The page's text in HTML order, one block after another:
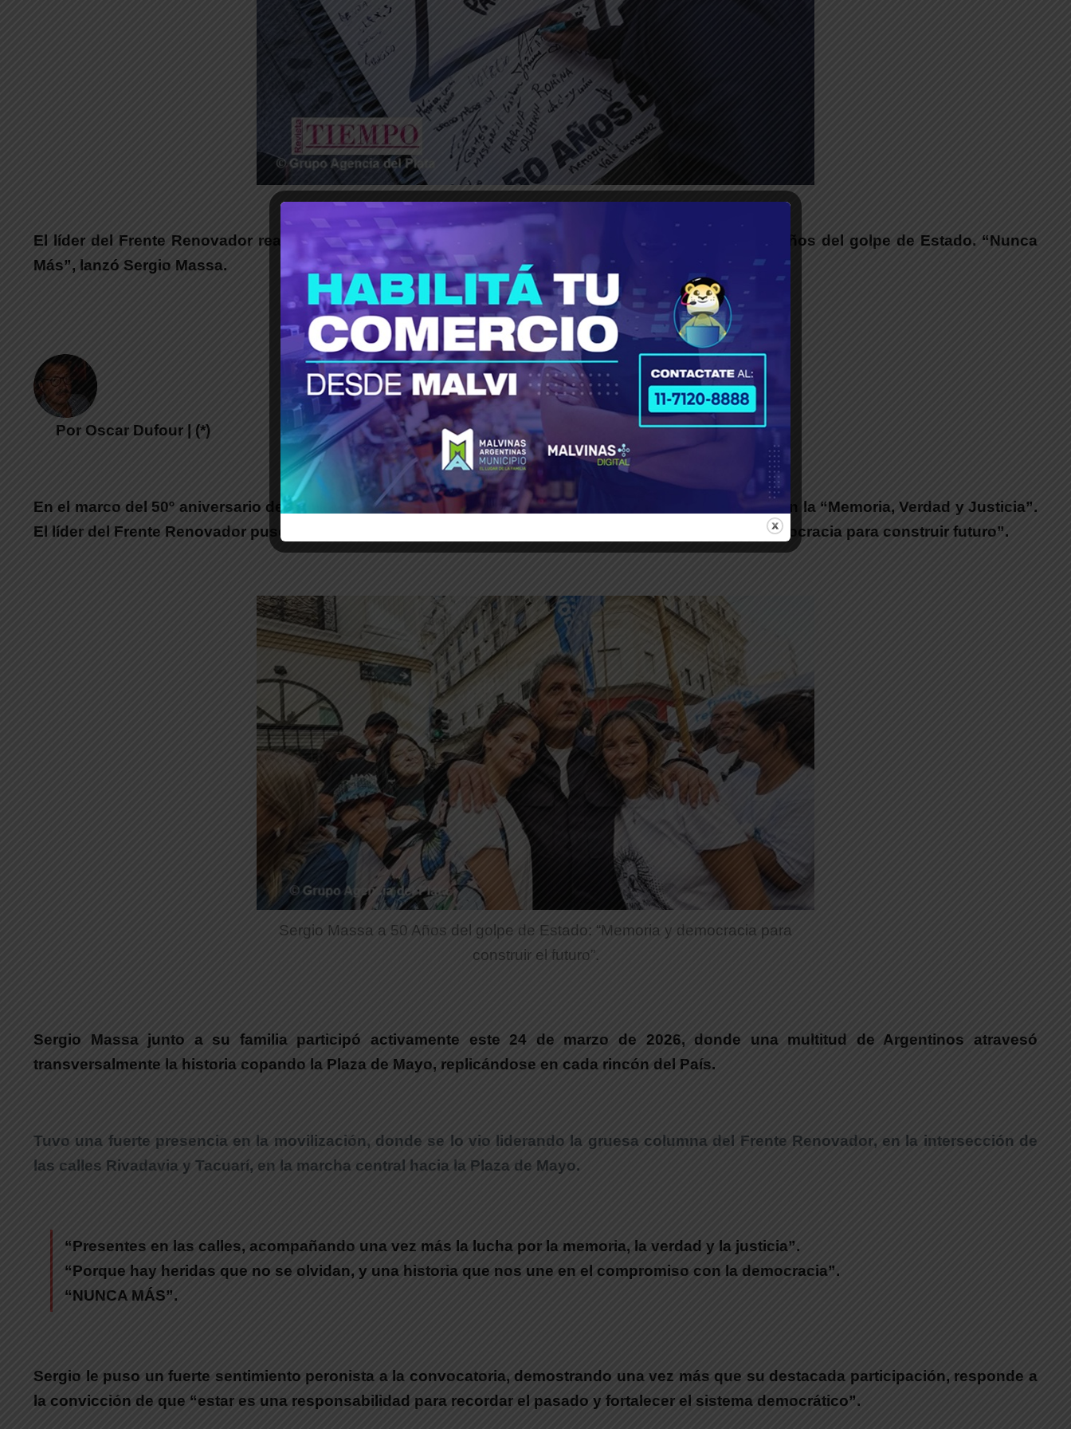
___________________________________________________________________
El líder del Frente Renovador reafirmó su compromiso con la memoria, la verdad y la justicia; a 50 años del golpe de Estado. “Nunca
Más”, lanzó Sergio Massa.
Por Oscar Dufour | (*)
En el marco del 50º aniversario del golpe de Estado de 1976, Sergio Massa reafirmó su compromiso con la “Memoria, Verdad y Justicia”.
El líder del Frente Renovador puso en valor el lema
“A 50 años del golpe: memoria para no olvidar, democracia para construir futuro”.
Sergio Massa a 50 Años del golpe de Estado: “Memoria y democracia para
construir el futuro”.
Sergio Massa junto a su familia participó activamente este 24 de marzo de 2026, donde una multitud de Argentinos atravesó
transversalmente la historia copando la Plaza de Mayo, replicándose en cada rincón del País.
Tuvo una fuerte presencia en la movilización, donde se lo vio liderando la gruesa columna del Frente Renovador, en la intersección de
las calles Rivadavia y Tacuarí, en la marcha central hacia la Plaza de Mayo.
“Presentes en las calles, acompañando una vez más la lucha por la memoria, la verdad y la justicia”.
“Porque hay heridas que no se olvidan, y una historia que nos une en el compromiso con la democracia”.
“NUNCA MÁS”.
Sergio le puso un fuerte sentimiento peronista a la convocatoria, demostrando una vez más que su destacada participación, responde a
la convicción de que “estar es una responsabilidad para recordar el pasado y fortalecer el sistema democrático”.